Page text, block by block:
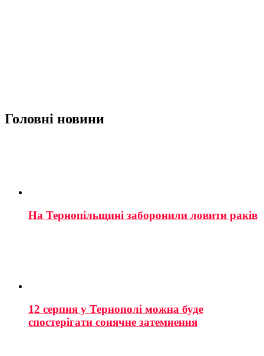
Головні новини
На Тернопільщині заборонили ловити раків
12 серпня у Тернополі можна буде
спостерігати сонячне затемнення